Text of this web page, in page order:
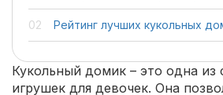
Рейтинг лучших кукольных
Кукольный домик – это одна из
игрушек для девочек. Она